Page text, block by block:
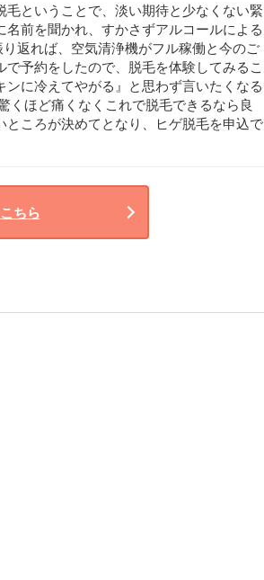
ということで、淡い期待と少なくない緊
前を聞かれ、すかさずアルコールによる
返れば、空気清浄機がフル稼働と今のご
予約をしたので、脱毛を体験してみるこ
に冷えてやがる』と思わず言いたくなる
くほど痛くなくこれで脱毛できるなら良
ころが決めてとなり、ヒゲ脱毛を申込で
ちら